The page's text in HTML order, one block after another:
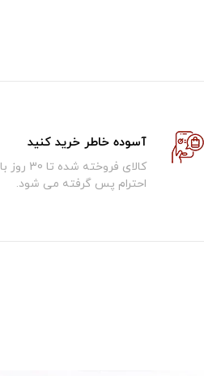
آسوده خاطر خرید کنید
کالای فروخته شده تا 30 روز با
احترام پس گرفته می شود.